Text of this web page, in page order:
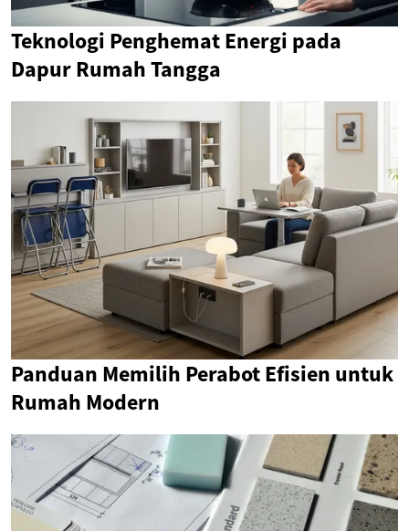
Teknologi Penghemat Energi pada
Dapur Rumah Tangga
Panduan Memilih Perabot Efisien untuk
Rumah Modern